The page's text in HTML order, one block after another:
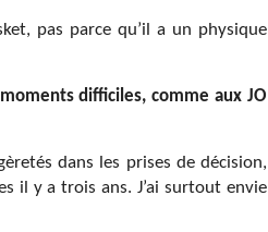
pas parce qu’il a un physique
difficiles, comme aux JO
dans les prises de décision,
il y a trois ans. J’ai surtout envie